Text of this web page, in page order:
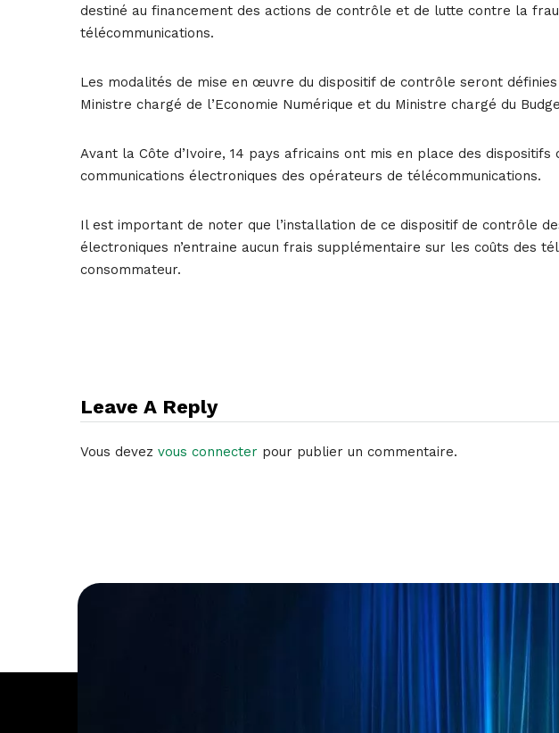
destiné au financement des actions de contrôle et de lutte contre la
télécommunications.
Les modalités de mise en œuvre du dispositif de contrôle seront
Ministre chargé de l’Economie Numérique et du Ministre chargé du
Avant la Côte d’Ivoire, 14 pays africains ont mis en place des
communications électroniques des opérateurs de télécommunications.
Il est important de noter que l’installation de ce dispositif de contrôle
électroniques n’entraine aucun frais supplémentaire sur les coûts des
consommateur.
Leave A Reply
Vous devez vous connecter pour publier un commentaire.